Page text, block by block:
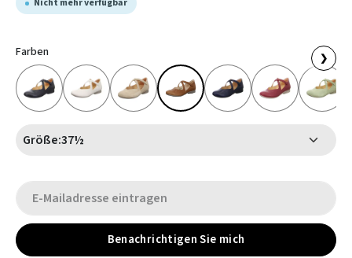
Nicht mehr verfügbar
Farben ❯
Größe:37½
Benachrichtigen Sie mich